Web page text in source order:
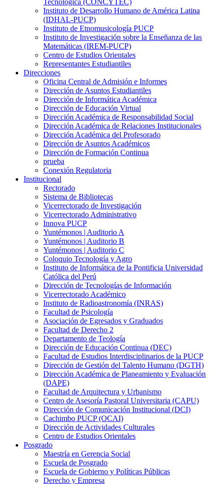
Tecnológica (CONCYTEC)
Instituto de Desarrollo Humano de América Latina
(IDHAL-PUCP)
Instituto de Etnomusicología PUCP
Instituto de Investigación sobre la Enseñanza de las
Matemáticas (IREM-PUCP)
Centro de Estudios Orientales
Representantes Estudiantiles
Direcciones
Oficina Central de Admisión e Informes
Dirección de Asuntos Estudiantiles
Dirección de Informática Académica
Dirección de Educación Virtual
Dirección Académica de Responsabilidad Social
Dirección Académica de Relaciones Institucionales
Dirección Académica del Profesorado
Dirección de Asuntos Académicos
Dirección de Formación Continua
prueba
Conexión Regulatoria
Institucional
Rectorado
Sistema de Bibliotecas
Vicerrectorado de Investigación
Vicerrectorado Administrativo
Innova PUCP
Yuntémonos | Auditorio A
Yuntémonos | Auditorio B
Yuntémonos | Auditorio C
Coloquio Tecnología y Agro
Instituto de Informática de la Pontificia Universidad
Católica del Perú
Dirección de Tecnologías de Información
Vicerrectorado Académico
Instituto de Radioastronomía (INRAS)
Facultad de Psicología
Asociación de Egresados y Graduados
Facultad de Derecho 2
Departamento de Teología
Dirección de Educación Continua (DEC)
Facultad de Estudios Interdisciplinarios de la PUCP
Dirección de Gestión del Talento Humano (DGTH)
Dirección Académica de Planeamiento y Evaluación
(DAPE)
Facultad de Arquitectura y Urbanismo
Centro de Asesoría Pastoral Universitaria (CAPU)
Dirección de Comunicación Institucional (DCI)
Cachimbo PUCP (OCAI)
Dirección de Actividades Culturales
Centro de Estudios Orientales
Posgrado
Maestría en Gerencia Social
Escuela de Posgrado
Escuela de Gobierno y Políticas Públicas
Derecho y Empresa